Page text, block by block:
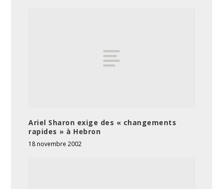
Ariel Sharon exige des « changements
rapides » à Hebron
18 novembre 2002